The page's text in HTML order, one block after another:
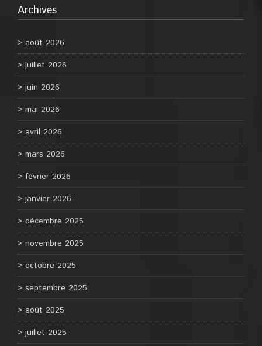
Archives
août 2026
juillet 2026
juin 2026
mai 2026
avril 2026
mars 2026
février 2026
janvier 2026
décembre 2025
novembre 2025
octobre 2025
septembre 2025
août 2025
juillet 2025